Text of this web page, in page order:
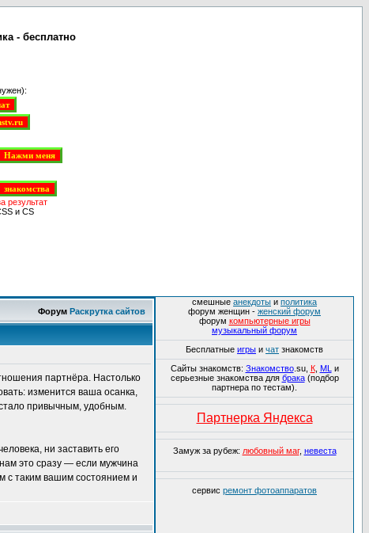
- бесплатно
результат
и CS
Форум Раскрутка сайтов
партнёра. Настолько
изменится ваша осанка,
стало привычным, удобным.
ни заставить его
это сразу — если мужчина
с таким вашим состоянием и
смешные анекдоты и политика
форум женщин - женский форум
форум компьютерные игры
музыкальный форум
Бесплатные игры и чат знакомств
Сайты знакомств: Знакомство.su, К, ML и
серьезные знакомства для брака(подбор
партнера по тестам).
Партнерка Яндекса
Замуж за рубеж: любовный маг, невеста
сервис ремонт фотоаппаратов